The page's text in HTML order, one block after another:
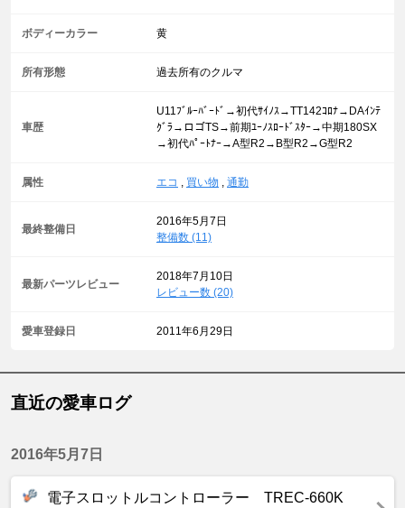
ボディーカラー 黄
所有形態 過去所有のクルマ
車歴
U11ﾌﾞﾙｰﾊﾞｰﾄﾞ→初代ｻｲﾉｽ→TT142ｺﾛﾅ→DAｲﾝﾃ
ｸﾞﾗ→ロゴTS→前期ﾕｰﾉｽﾛｰﾄﾞｽﾀｰ→中期180SX
→初代ﾊﾟｰﾄﾅｰ→A型R2→B型R2→G型R2
属性 エコ 買い物 通勤
最終整備日
2016年5月7日
整備数 (11)
最新パーツレビュー
2018年7月10日
レビュー数 (20)
愛車登録日 2011年6月29日
直近の愛車ログ
2016年5月7日
電子スロットルコントローラー TREC‐660K